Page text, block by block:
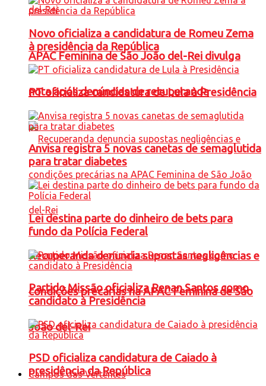
APAC Feminina de São João del-Rei divulga
nota após denúncias de recuperanda
Recuperanda denuncia supostas negligências e
condições precárias na APAC Feminina de São
João del-Rei
Campos das Vertentes
Novo oficializa a candidatura de Romeu Zema
à presidência da República
PT oficializa candidatura de Lula à Presidência
Anvisa registra 5 novas canetas de semaglutida
para tratar diabetes
Lei destina parte do dinheiro de bets para
fundo da Polícia Federal
Partido Missão oficializa Renan Santos como
candidato à Presidência
PSD oficializa candidatura de Caiado à
presidência da República